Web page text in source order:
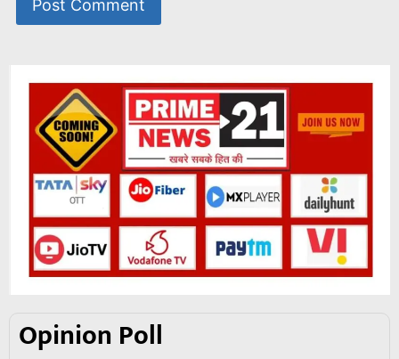
Opinion Poll